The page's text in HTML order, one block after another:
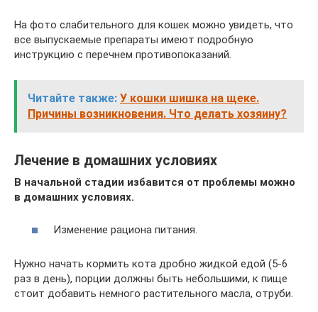
На фото слабительного для кошек можно увидеть, что
все выпускаемые препараты имеют подробную
инструкцию с перечнем противопоказаний.
Читайте также: У кошки шишка на щеке.
Причины возникновения. Что делать хозяину?
Лечение в домашних условиях
В начальной стадии избавится от проблемы можно
в домашних условиях.
Изменение рациона питания.
Нужно начать кормить кота дробно жидкой едой (5-6
раз в день), порции должны быть небольшими, к пище
стоит добавить немного растительного масла, отруби.